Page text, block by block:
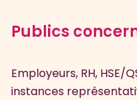
Publics
Employeurs, RH,
instances